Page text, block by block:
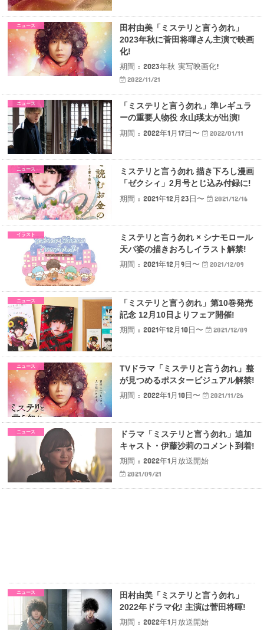
ニュース
田村由美「ミステリと言う勿れ」
2023年秋に菅田将暉さん主演で映画
化!
期間 : 2023年秋 実写映画化!
2022/11/21
ニュース
「ミステリと言う勿れ」準レギュラ
ーの重要人物役 永山瑛太が出演!
期間 : 2022年1月17日〜
2022/01/11
ニュース
ミステリと言う勿れ 描き下ろし漫画
「ゼクシィ」2月号とじ込み付録に!
期間 : 2021年12月23日〜
2021/12/16
イラスト
ミステリと言う勿れ × シナモロール
天パ姿の描きおろしイラスト解禁!
期間 : 2021年12月9日〜
2021/12/09
ニュース
「ミステリと言う勿れ」第10巻発売
記念 12月10日よりフェア開催!
期間 : 2021年12月10日〜
2021/12/09
ニュース
TVドラマ「ミステリと言う勿れ」整
が見つめるポスタービジュアル解禁!
期間 : 2022年1月10日〜
2021/11/26
ニュース
ドラマ「ミステリと言う勿れ」追加
キャスト・伊藤沙莉のコメント到着!
期間 : 2022年1月放送開始
2021/09/21
ニュース
田村由美「ミステリと言う勿れ」
2022年ドラマ化! 主演は菅田将暉!
期間 : 2022年1月放送開始